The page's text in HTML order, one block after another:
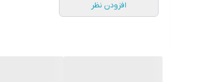
افزودن نظر